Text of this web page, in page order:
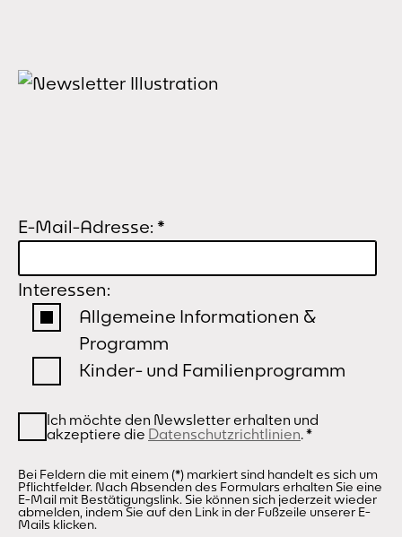
E-Mail-Adresse: *
Interessen:
Allgemeine Informationen &
Programm
Kinder- und Familienprogramm
Ich möchte den Newsletter erhalten und
akzeptiere die Datenschutzrichtlinien.*
Bei Feldern die mit einem (*) markiert sind handelt es sich um
Pflichtfelder. Nach Absenden des Formulars erhalten Sie eine
E-Mail mit Bestätigungslink. Sie können sich jederzeit wieder
abmelden, indem Sie auf den Link in der Fußzeile unserer E-
Mails klicken.